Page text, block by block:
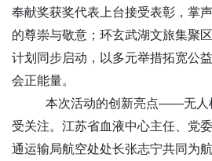
奉献奖获奖代表上台接受表彰，掌
的尊崇与敬意；环玄武湖文旅集聚
计划同步启动，以多元举措拓宽公
会正能量。
本次活动的创新亮点——无人
受关注。江苏省血液中心主任、党
通运输局航空处处长张志宁共同为